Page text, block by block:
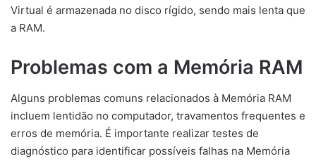
Virtual é armazenada no disco rígido, sendo mais lenta que
a RAM.
Problemas com a Memória RAM
Alguns problemas comuns relacionados à Memória RAM
incluem lentidão no computador, travamentos frequentes e
erros de memória. É importante realizar testes de
diagnóstico para identificar possíveis falhas na Memória